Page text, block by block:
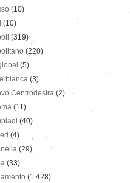
(10)
(10)
(319)
(220)
(5)
bianca (3)
Centrodestra (2)
(11)
(40)
(4)
(29)
(33)
(1.428)